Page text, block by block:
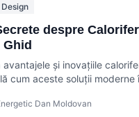
despre
Ghid
avantajele și inovațiile
cum aceste soluții moderne
Dan Moldovan